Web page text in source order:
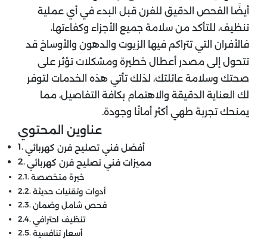
أيضًا الفحص الدقيق للفرن قبل البدء في أي عملية
تنظيف، للتأكد من سلامة جميع الأجزاء وكفاءتها،
فالأفران التي تتراكم فيها الزيوت والدهون والأوساخ قد
تتحول إلى مصدر أعطال خطيرة ومشكلات تؤثر على
صحتك وسلامة عائلتك، لذلك تأتي هذه الخدمات لتوفر
لك العناية الدقيقة والاهتمام بكافة التفاصيل، مما
يمنحك تجربة طهي أكثر أمانًا وجودة.
عناوين المحتوي
أفضل فني تصليح فرن كهربائي
مميزات فني تصليح فرن كهربائي
خبرة متخصصة
أدوات وتقنيات حديثة
فحص شامل وضمان
تنظيف احترافي
أسعار تنافسية